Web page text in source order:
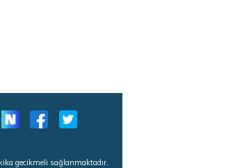
gecikmeli sağlanmaktadır.